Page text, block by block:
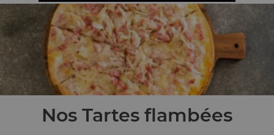
Nos Tartes flambées